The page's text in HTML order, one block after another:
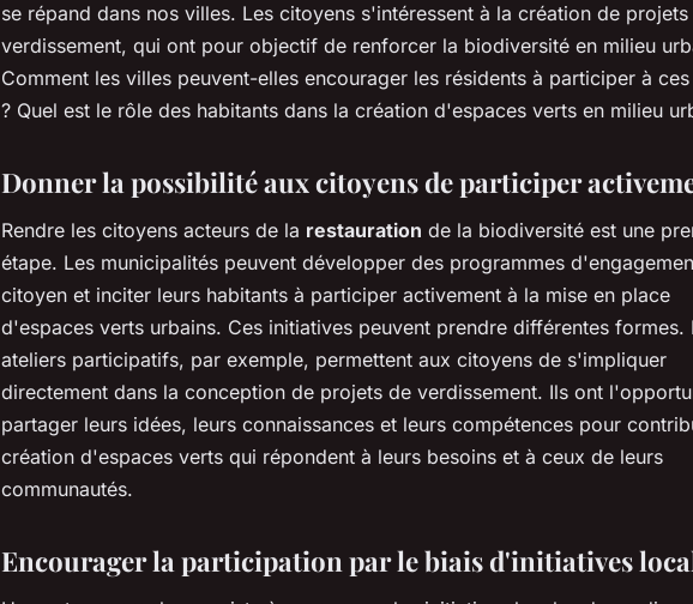
se répand dans nos villes. Les citoyens s'intéressent à la création de projets
verdissement, qui ont pour objectif de renforcer la biodiversité en milieu
Comment les villes peuvent-elles encourager les résidents à participer à
? Quel est le rôle des habitants dans la création d'espaces verts en milieu
Donner la possibilité aux citoyens de participer
Rendre les citoyens acteurs de la restauration de la biodiversité est une
étape. Les municipalités peuvent développer des programmes
citoyen et inciter leurs habitants à participer activement à la mise en place
d'espaces verts urbains. Ces initiatives peuvent prendre différentes formes.
ateliers participatifs, par exemple, permettent aux citoyens de s'impliquer
directement dans la conception de projets de verdissement. Ils ont
partager leurs idées, leurs connaissances et leurs compétences pour
création d'espaces verts qui répondent à leurs besoins et à ceux de leurs
communautés.
Encourager la participation par le biais d'initiatives